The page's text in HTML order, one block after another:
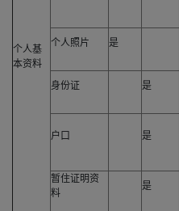
个人基
本资料
个人照片 是
身份证 是
户口 是
暂住证明资
料
是